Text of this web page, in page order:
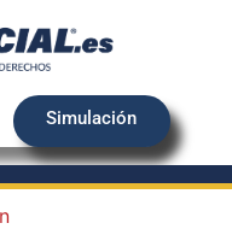
Simulación